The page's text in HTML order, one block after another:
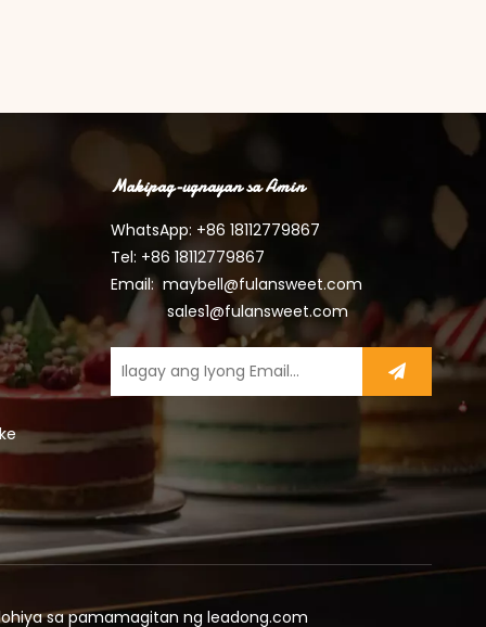
Makipag-ugnayan sa Amin
WhatsApp: +86 18112779867
Tel: +86 18112779867
Email: maybell@fulansweet.com
sales1@fulansweet.com
sa pamamagitan ng leadong.com